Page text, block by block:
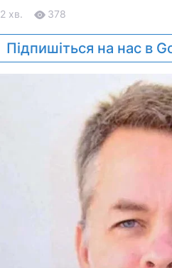
2 хв. 378
Підпишіться на нас в